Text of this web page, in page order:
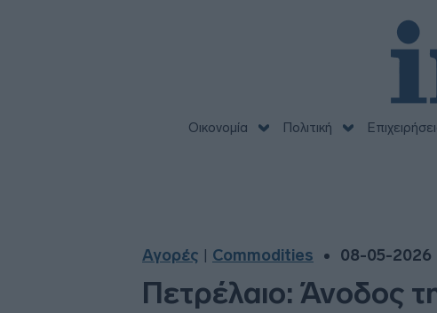
Οικονομία Πολιτική
Αγορές Commodities 08-05-2026
Πετρέλαιο: Άνοδος